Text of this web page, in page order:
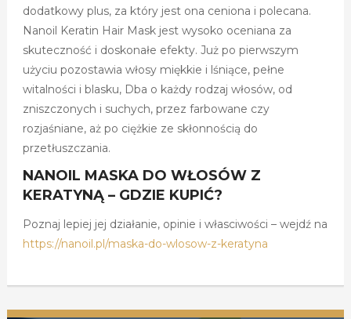
dodatkowy plus, za który jest ona ceniona i polecana.
Nanoil Keratin Hair Mask jest wysoko oceniana za
skuteczność i doskonałe efekty. Już po pierwszym
użyciu pozostawia włosy miękkie i lśniące, pełne
witalności i blasku, Dba o każdy rodzaj włosów, od
zniszczonych i suchych, przez farbowane czy
rozjaśniane, aż po ciężkie ze skłonnością do
przetłuszczania.
NANOIL MASKA DO WŁOSÓW Z
KERATYNĄ – GDZIE KUPIĆ?
Poznaj lepiej jej działanie, opinie i własciwości – wejdź na
https://nanoil.pl/maska-do-wlosow-z-keratyna